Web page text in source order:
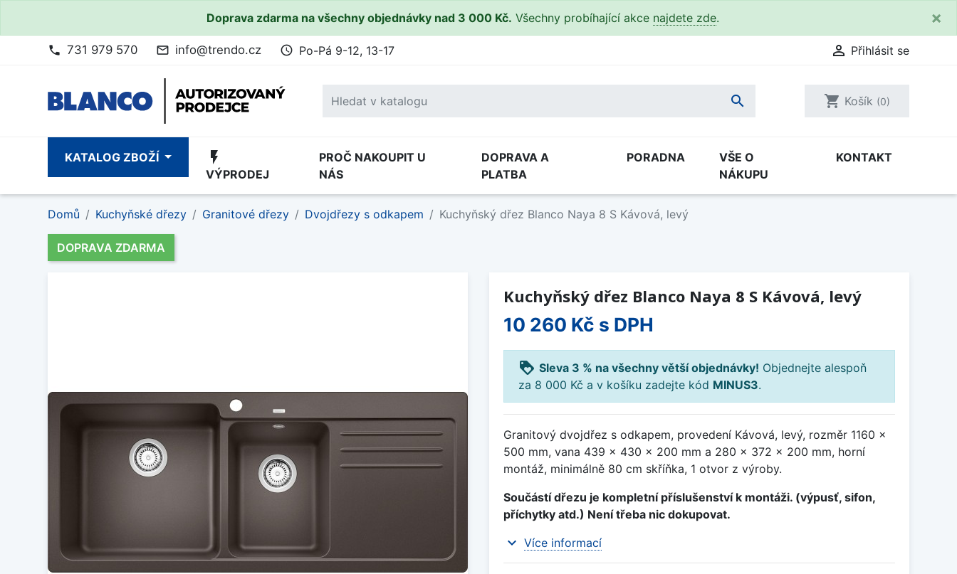
Doprava zdarma na všechny objednávky nad 3 000 Kč. Všechny probíhající akce najdete zde. ×
phone 731 979 570 mail_outline info@trendo.cz access_time Po-Pá 9-12, 13-17  Přihlásit se
 shopping_cart Košík (0)
KATALOG ZBOŽÍ flash_on
VÝPRODEJ
PROČ NAKOUPIT U
NÁS
DOPRAVA A
PLATBA
PORADNA
VŠE O
NÁKUPU
KONTAKT
Domů Kuchyňské dřezy Granitové dřezy Dvojdřezy s odkapem Kuchyňský dřez Blanco Naya 8 S Kávová, levý
DOPRAVA ZDARMA
Kuchyňský dřez Blanco Naya 8 S Kávová, levý
10 260 Kč s DPH
loyalty Sleva 3 % na všechny větší objednávky! Objednejte alespoň
za 8 000 Kč a v košíku zadejte kód MINUS3.
Granitový dvojdřez s odkapem, provedení Kávová, levý, rozměr 1160 x
500 mm, vana 439 x 430 x 200 mm a 280 x 372 x 200 mm, horní
montáž, minimálně 80 cm skříňka, 1 otvor z výroby.
Součástí dřezu je kompletní příslušenství k montáži. (výpusť, sifon,
příchytky atd.) Není třeba nic dokupovat.
expand_more Více informací